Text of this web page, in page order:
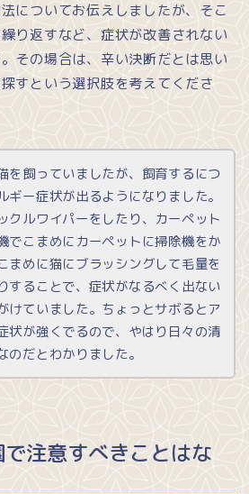
についてお伝えしましたが、そこ
り返すなど、症状が改善されない
その場合は、辛い決断だとは思い
すという選択肢を考えてくださ
を飼っていましたが、飼育するにつ
ギー症状が出るようになりました。
クルワイパーをしたり、カーペット
でこまめにカーペットに掃除機をか
まめに猫にブラッシングして毛量を
することで、症状がなるべく出ない
けていました。ちょっとサボるとア
状が強くでるので、やはり日々の清
のだとわかりました。
注意すべきことはな